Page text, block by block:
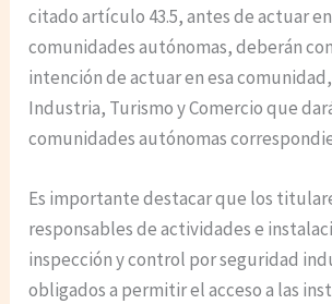
citado artículo 43.5, antes de actuar
comunidades autónomas, deberán
intención de actuar en esa
Industria, Turismo y Comercio que
comunidades autónomas
Es importante destacar que los
responsables de actividades e
inspección y control por seguridad
obligados a permitir el acceso a las